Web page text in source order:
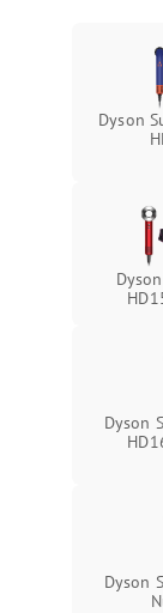
Dyson
Dyson
Dyson